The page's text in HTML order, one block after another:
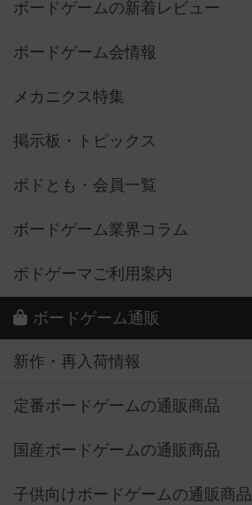
ボードゲームの新着レビュー
ボードゲーム会情報
メカニクス特集
掲示板・トピックス
ボドとも・会員一覧
ボードゲーム業界コラム
ボドゲーマご利用案内
ボードゲーム通販
新作・再入荷情報
定番ボードゲームの通販商品
国産ボードゲームの通販商品
子供向けボードゲームの通販商品